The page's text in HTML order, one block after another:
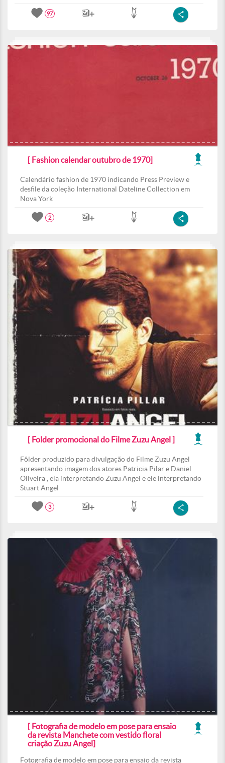
97
[ Fashion calendar outubro de 1970]
Calendário fashion de 1970 indicando Press Preview e
desfile da coleção International Dateline Collection em
Nova York
2
[ Folder promocional do Filme Zuzu Angel ]
Fôlder produzido para divulgação do Filme Zuzu Angel
apresentando imagem dos atores Patricia Pilar e Daniel
Oliveira , ela interpretando Zuzu Angel e ele interpretando
Stuart Angel
3
[ Fotografia de modelo em pose para ensaio
da revista Manchete com vestido floral
criação Zuzu Angel]
Fotografia de modelo em pose para ensaio da revista